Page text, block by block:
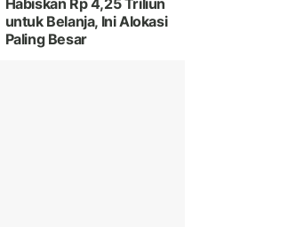
Habiskan Rp 4,25 Triliun
untuk Belanja, Ini Alokasi
Paling Besar